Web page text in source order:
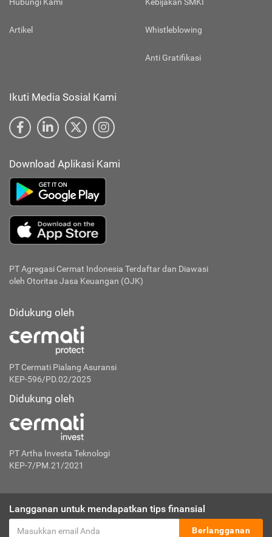
Artikel Whistleblowing
Anti Gratifikasi
Ikuti Media Sosial Kami
Download Aplikasi Kami
PT Agregasi Cermat Indonesia Terdaftar dan Diawasi
oleh Otoritas Jasa Keuangan (OJK)
Didukung oleh
PT Cermati Pialang Asuransi
KEP-596/PD.02/2025
Didukung oleh
PT Artha Investa Teknologi
KEP-7/PM.21/2021
Langganan untuk mendapatkan tips finansial
Berlangganan